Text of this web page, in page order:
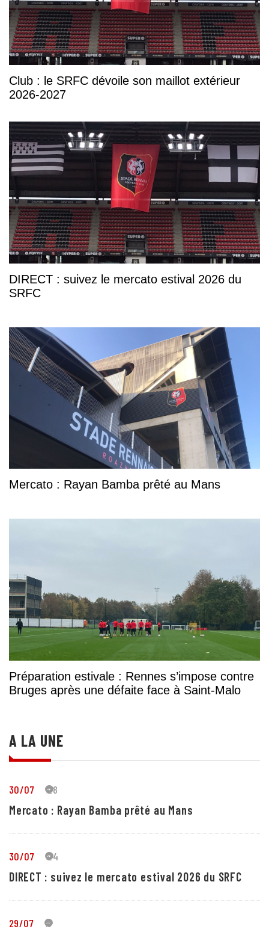
Club : le SRFC dévoile son maillot extérieur
2026-2027
DIRECT : suivez le mercato estival 2026 du
SRFC
Mercato : Rayan Bamba prêté au Mans
Préparation estivale : Rennes s’impose contre
Bruges après une défaite face à Saint-Malo
A LA UNE
30/07 28
Mercato : Rayan Bamba prêté au Mans
30/07 24
DIRECT : suivez le mercato estival 2026 du SRFC
29/07 5